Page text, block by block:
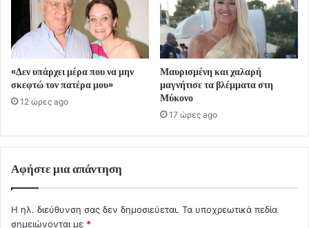
«Δεν υπάρχει μέρα που να μην
σκεφτώ τον πατέρα μου»
12 ώρες ago
Μαυρισμένη και χαλαρή
μαγνήτισε τα βλέμματα στη
Μύκονο
17 ώρες ago
Αφήστε μια απάντηση
Η ηλ. διεύθυνση σας δεν δημοσιεύεται. Τα υποχρεωτικά πεδία
σημειώνονται με *